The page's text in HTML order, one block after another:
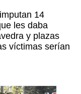
14
les daba
y plazas
víctimas serían